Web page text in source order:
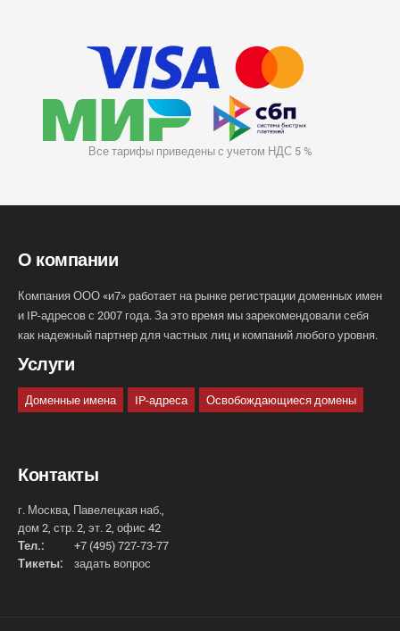
Все тарифы приведены с учетом НДС 5 %
О компании
Компания ООО «и7» работает на рынке регистрации доменных имен
и IP-адресов с 2007 года. За это время мы зарекомендовали себя
как надежный партнер для частных лиц и компаний любого уровня.
Услуги
Доменные имена IP-адреса Освобождающиеся домены
Контакты
г. Москва, Павелецкая наб.,
дом 2, стр. 2, эт. 2, офис 42
Тел.:
+7 (495) 727-73-77
Тикеты:
задать вопрос